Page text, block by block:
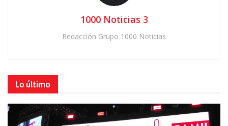
1000 Noticias 3
Redacción Grupo 1000 Noticias
Lo último